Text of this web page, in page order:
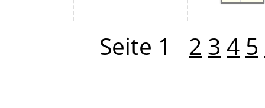
Seite 1 2 3 4 5